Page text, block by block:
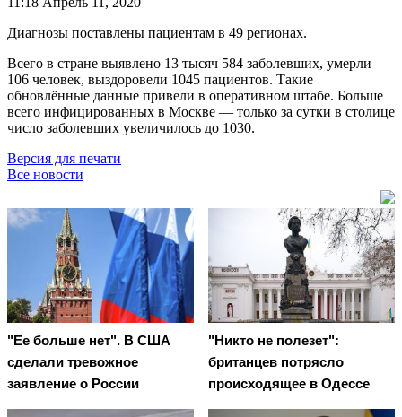
Диагнозы поставлены пациентам в 49 регионах.
Всего в стране выявлено 13 тысяч 584 заболевших, умерли
106 человек, выздоровели 1045 пациентов. Такие
обновлённые данные привели в оперативном штабе. Больше
всего инфицированных в Москве — только за сутки в столице
число заболевших увеличилось до 1030.
Версия для печати
Все новости
"Ее больше нет". В США
сделали тревожное
заявление о России
"Никто не полезет":
британцев потрясло
происходящее в Одессе